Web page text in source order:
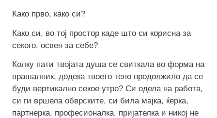
Како прво, како си?
Како си, во тој простор каде што си корисна за
секого, освен за себе?
Колку пати твојата душа се свиткала во форма на
прашалник, додека твоето тело продолжило да се
буди вертикално секое утро? Си одела на работа,
си ги вршела обврските, си била мајка, ќерка,
партнерка, професионалка, пријателка и никој не